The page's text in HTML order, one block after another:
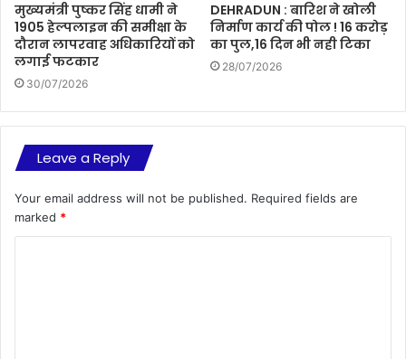
मुख्यमंत्री पुष्कर सिंह धामी ने
1905 हेल्पलाइन की समीक्षा के
दौरान लापरवाह अधिकारियों को
लगाई फटकार
30/07/2026
DEHRADUN : बारिश ने खोली
निर्माण कार्य की पोल ! 16 करोड़
का पुल,16 दिन भी नही टिका
28/07/2026
Leave a Reply
Your email address will not be published. Required fields are
marked *